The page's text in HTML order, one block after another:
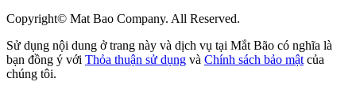
Copyright© Mat Bao Company. All Reserved.
Sử dụng nội dung ở trang này và dịch vụ tại Mắt Bão có nghĩa là
bạn đồng ý với Thỏa thuận sử dụng và Chính sách bảo mật của
chúng tôi.